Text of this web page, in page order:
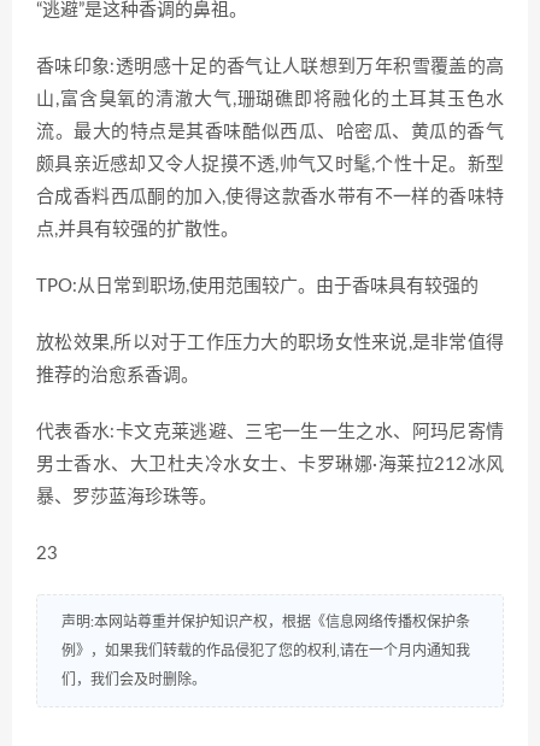
“逃避”是这种香调的鼻祖。
香味印象:透明感十足的香气让人联想到万年积雪覆盖的高
山,富含臭氧的清澈大气,珊瑚礁即将融化的土耳其玉色水
流。最大的特点是其香味酷似西瓜、哈密瓜、黄瓜的香气
颇具亲近感却又令人捉摸不透,帅气又时髦,个性十足。新型
合成香料西瓜酮的加入,使得这款香水带有不一样的香味特
点,并具有较强的扩散性。
TPO:从日常到职场,使用范围较广。由于香味具有较强的
放松效果,所以对于工作压力大的职场女性来说,是非常值得
推荐的治愈系香调。
代表香水:卡文克莱逃避、三宅一生一生之水、阿玛尼寄情
男士香水、大卫杜夫冷水女士、卡罗琳娜·海莱拉212冰风
暴、罗莎蓝海珍珠等。
23
声明:本网站尊重并保护知识产权，根据《信息网络传播权保护条
例》，如果我们转载的作品侵犯了您的权利,请在一个月内通知我
们，我们会及时删除。